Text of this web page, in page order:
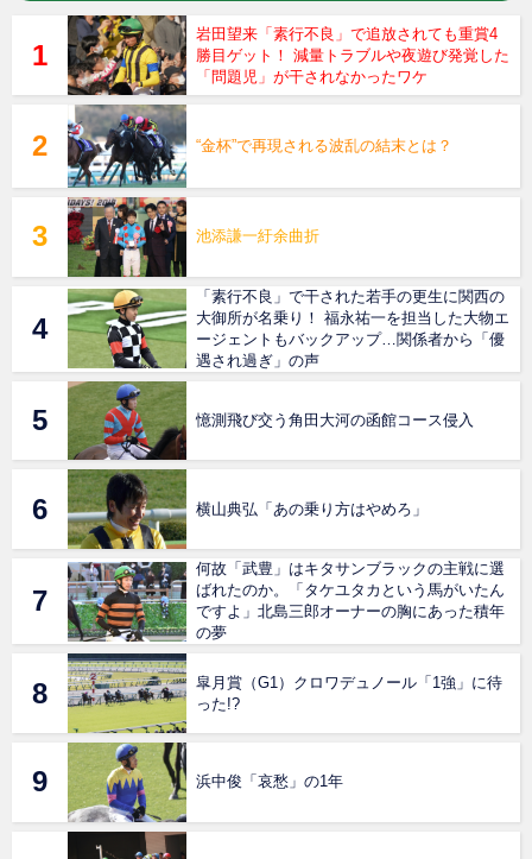
岩田望来「素行不良」で追放されても重賞4
勝目ゲット！ 減量トラブルや夜遊び発覚した
「問題児」が干されなかったワケ
“金杯”で再現される波乱の結末とは？
池添謙一紆余曲折
「素行不良」で干された若手の更生に関西の
大御所が名乗り！ 福永祐一を担当した大物エ
ージェントもバックアップ…関係者から「優
遇され過ぎ」の声
憶測飛び交う角田大河の函館コース侵入
横山典弘「あの乗り方はやめろ」
何故「武豊」はキタサンブラックの主戦に選
ばれたのか。「タケユタカという馬がいたん
ですよ」北島三郎オーナーの胸にあった積年
の夢
皐月賞（G1）クロワデュノール「1強」に待
った!?
浜中俊「哀愁」の1年